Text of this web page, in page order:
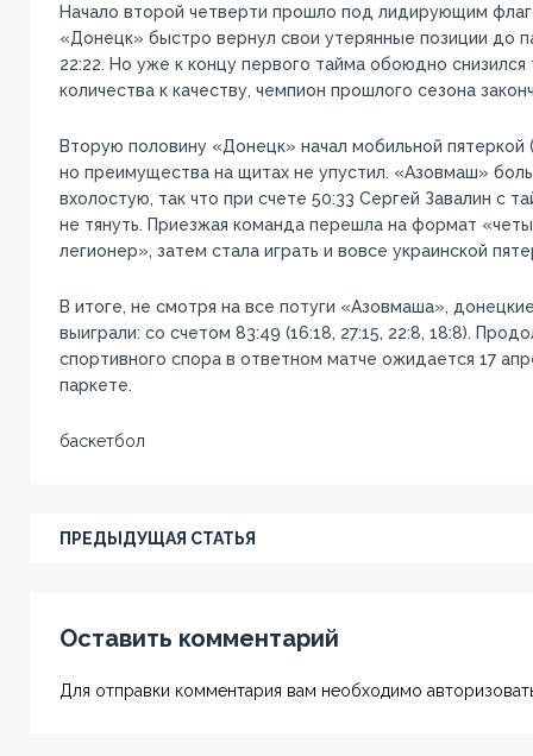
Начало второй четверти прошло под лидирующим
«Донецк» быстро вернул свои утерянные позиции до
22:22. Но уже к концу первого тайма обоюдно
количества к качеству, чемпион прошлого сезона
Вторую половину «Донецк» начал мобильной
но преимущества на щитах не упустил. «Азовмаш»
вхолостую, так что при счете 50:33 Сергей Завалин с
не тянуть. Приезжая команда перешла на формат
легионер», затем стала играть и вовсе украинской
В итоге, не смотря на все потуги «Азовмаша»,
выиграли: со счетом 83:49 (16:18, 27:15, 22:8, 18:8).
спортивного спора в ответном матче ожидается 17
паркете.
баскетбол
ПРЕДЫДУЩАЯ СТАТЬЯ
Оставить комментарий
Для отправки комментария вам необходимо